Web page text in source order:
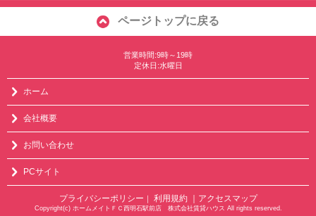
ページトップに戻る
営業時間:9時～19時
定休日:水曜日
ホーム
会社概要
お問い合わせ
PCサイト
プライバシーポリシー ｜ 利用規約 ｜アクセスマップ
Copyright(c) ホームメイトＦＣ西明石駅前店 株式会社賃貸ハウス All rights reserved.